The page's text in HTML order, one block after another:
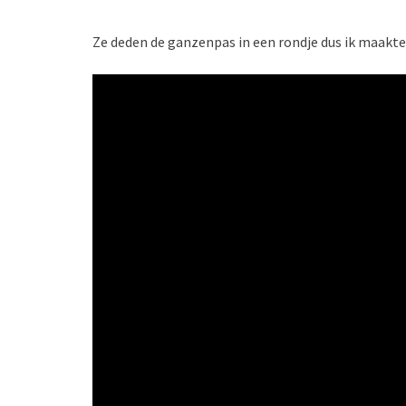
Ze deden de ganzenpas in een rondje dus ik